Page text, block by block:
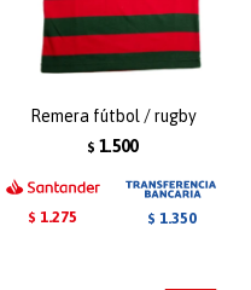
Remera fútbol / rugby
$ 1.500
$ 1.275 $ 1.350